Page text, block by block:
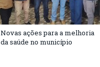
Novas ações para a melhoria
da saúde no município